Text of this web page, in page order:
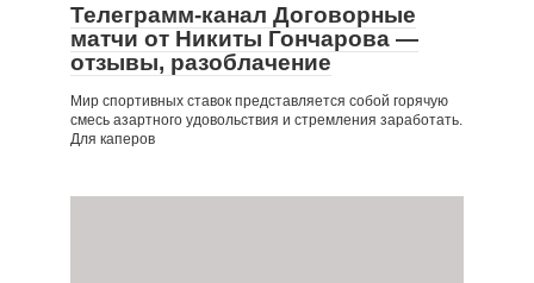
Телеграмм-канал Договорные
матчи от Никиты Гончарова —
отзывы, разоблачение
Мир спортивных ставок представляется собой горячую
смесь азартного удовольствия и стремления заработать.
Для каперов